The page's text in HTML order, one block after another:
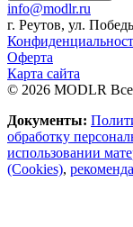
info@modlr.ru
г. Реутов, ул.
Оферта
Карта сайта
© 2026 MODLR
Документы:
обработку
использовании
(Cookies),